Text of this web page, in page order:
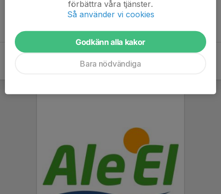
Inget referat skrivet
förbättra våra tjänster.
Så använder vi cookies
Godkänn alla kakor
Bara nödvändiga